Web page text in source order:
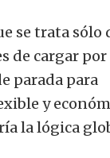
se trata
de cargar
parada para
y
la lógica